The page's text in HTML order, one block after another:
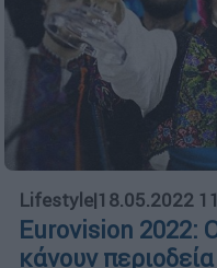
Lifestyle|18.05.2022
Eurovision 2022:
κάνουν